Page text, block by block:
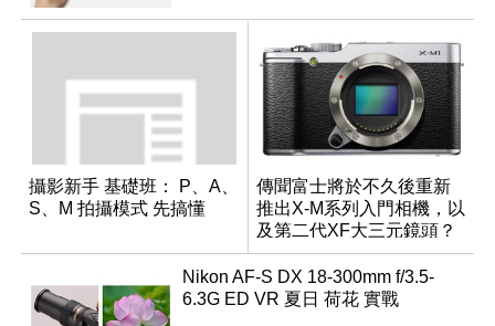
攝影新手 基礎班： P、A、
S、M 拍攝模式 先搞懂
傳聞富士將於不久後重新
推出X-M系列入門相機，以
及第二代XF大三元鏡頭？
Nikon AF-S DX 18-300mm f/3.5-
6.3G ED VR 夏日 荷花 實戰